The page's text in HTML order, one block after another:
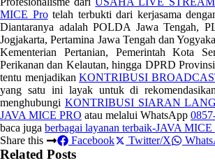
MICE Protelah terbukti dari kerjasama
Diantaranya adalah POLDA Jawa Tengah,
Jogjakarta, Pertamina Jawa Tengah dan
Kementerian Pertanian, Pemerintah Kota
Perikanan dan Kelautan, hingga DPRD
tentu menjadikan KONTRIBUSI
yang satu ini layak untuk di
menghubungi KONTRIBUSI SIARAN
JAVA MICE PRO atau melalui WhatsApp
baca juga berbagai layanan terbaik-JAVA MICE
Share this
Facebook Twitter/X
Related Posts